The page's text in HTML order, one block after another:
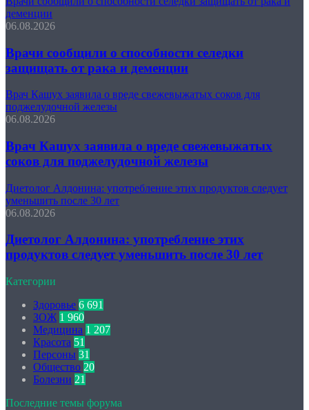
деменции
06.08.2026
Врачи сообщили о способности селедки
защищать от рака и деменции
Врач Кашух заявила о вреде свежевыжатых соков для
поджелудочной железы
06.08.2026
Врач Кашух заявила о вреде свежевыжатых
соков для поджелудочной железы
Диетолог Алдонина: употребление этих продуктов следует
уменьшить после 30 лет
06.08.2026
Диетолог Алдонина: употребление этих
продуктов следует уменьшить после 30 лет
Категории
Здоровье 6 691
ЗОЖ 1 960
Медицина 1 207
Красота 51
Персоны 31
Общество 20
Болезни 21
Последние темы форума